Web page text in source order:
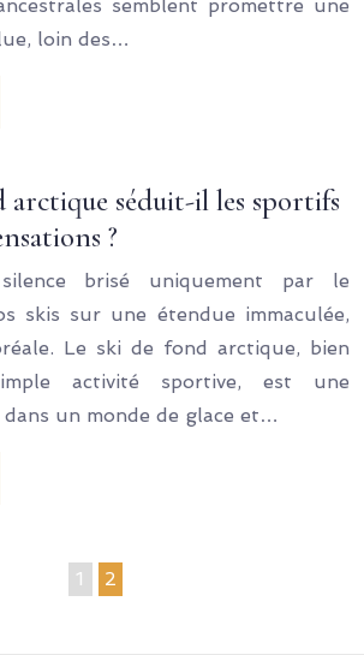
semblent promettre une
loin des…
arctique séduit-il les sportifs
?
brisé uniquement par le
skis sur une étendue immaculée,
Le ski de fond arctique, bien
activité sportive, est une
un monde de glace et…
1 2